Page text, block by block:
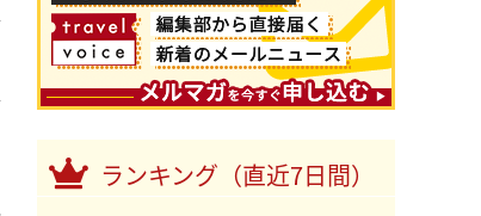
ランキング（直近7日間）